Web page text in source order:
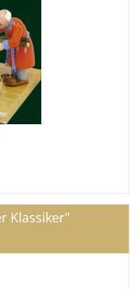
Klassiker"